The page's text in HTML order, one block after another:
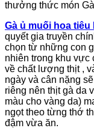
thưởng thức món
Gà ủ muối hoa tiêu
quyết gia truyền
chọn từ những con
nhiên trong khu vực
về chất lượng thịt ,
ngày và cân nặng
riêng nên thịt gà da
màu cho vàng da)
ngọt theo từng thớ
đậm vừa ăn.